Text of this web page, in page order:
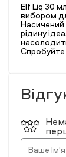
Elf Liq 30
вибором
Насичений
рідину
Спробуйте